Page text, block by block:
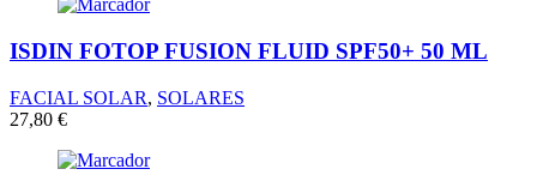
ISDIN FOTOP FUSION FLUID SPF50+ 50 ML
FACIAL SOLAR, SOLARES
27,80 €